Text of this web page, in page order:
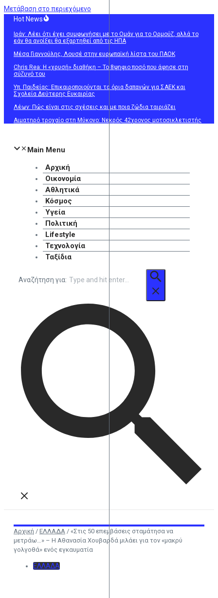
Μετάβαση στο περιεχόμενο
Hot News
Ιράν: Λέει ότι έχει συμφωνήσει με το Ομάν για το Ορμούζ, αλλά το
εάν θα ανοίξει θα εξαρτηθεί από τις ΗΠΑ
Μέσα Γιαννούλης, Λουσέ στην ευρωπαϊκή λίστα του ΠΑΟΚ
Chris Rea: Η «χρυσή» διαθήκη – To 8ψηφιο ποσό που άφησε στη
σύζυγό του
Υπ. Παιδείας: Επικαιροποιούνται τα όρια δαπανών για ΣΑΕΚ και
Σχολεία Δεύτερης Ευκαιρίας
Λέων: Πώς είναι στις σχέσεις και με ποια ζώδια ταιριάζει
Αιματηρό τροχαίο στη Μύκονο: Νεκρός 42χρονος μοτοσικλετιστής
Main Menu
Αρχική
Οικονομία
Αθλητικά
Κόσμος
Υγεία
Πολιτική
Lifestyle
Τεχνολογία
Ταξίδια
Αναζήτηση για:
Αρχική / ΕΛΛΑΔΑ / «Στις 50 επεµβάσεις σταµάτησα να
µετράω…» – Η Αθανασία Χουβαρδά μιλάει για τον «μακρύ
γολγοθά» ενός εγκαυματία
ΕΛΛΑΔΑ